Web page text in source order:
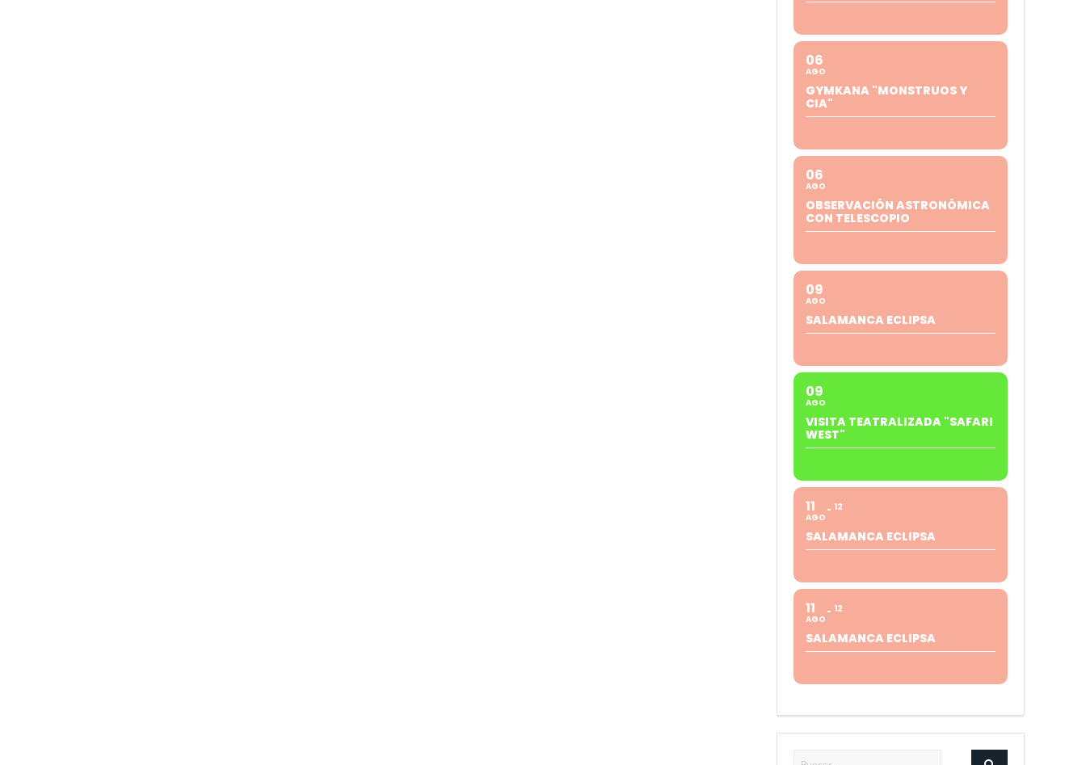
06
AGO
GYMKANA "MONSTRUOS Y
CIA"
06
AGO
OBSERVACIÓN ASTRONÓMICA
CON TELESCOPIO
09
AGO
SALAMANCA ECLIPSA
09
AGO
VISITA TEATRALIZADA "SAFARI
WEST"
11
AGO
12
SALAMANCA ECLIPSA
11
AGO
12
SALAMANCA ECLIPSA